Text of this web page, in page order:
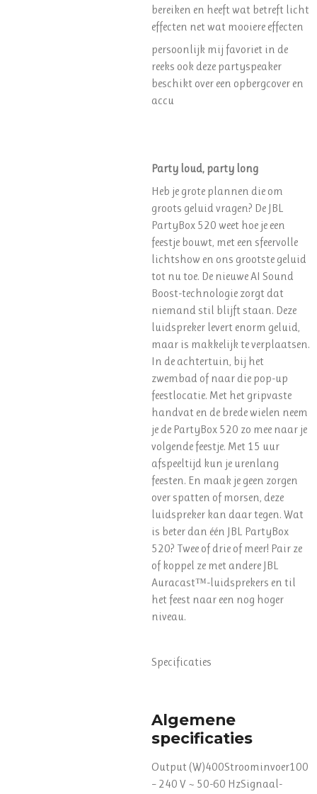
bereiken en heeft wat betreft licht
effecten net wat mooiere effecten
persoonlijk mij favoriet in de
reeks ook deze partyspeaker
beschikt over een opbergcover en
accu
Party loud, party long
Heb je grote plannen die om
groots geluid vragen? De JBL
PartyBox 520 weet hoe je een
feestje bouwt, met een sfeervolle
lichtshow en ons grootste geluid
tot nu toe. De nieuwe AI Sound
Boost-technologie zorgt dat
niemand stil blijft staan. Deze
luidspreker levert enorm geluid,
maar is makkelijk te verplaatsen.
In de achtertuin, bij het
zwembad of naar die pop-up
feestlocatie. Met het gripvaste
handvat en de brede wielen neem
je de PartyBox 520 zo mee naar je
volgende feestje. Met 15 uur
afspeeltijd kun je urenlang
feesten. En maak je geen zorgen
over spatten of morsen, deze
luidspreker kan daar tegen. Wat
is beter dan één JBL PartyBox
520? Twee of drie of meer! Pair ze
of koppel ze met andere JBL
Auracast™-luidsprekers en til
het feest naar een nog hoger
niveau.
Specificaties
Algemene
specificaties
Output (W)400Stroominvoer100
– 240 V ~ 50-60 HzSignaal-